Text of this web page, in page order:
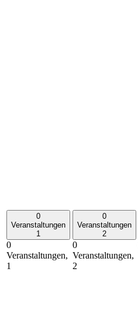
0
Veranstaltungen
1
0
Veranstaltungen,
1
0
Veranstaltungen
2
0
Veranstaltungen,
2